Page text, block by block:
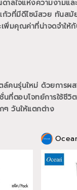
าลใจแห่งความงามแ
ก้วที่มีดีไซน์สวย ทันส
พิ่มคุณค่าที่น่าจดจำให้
คนรุ่นใหม่ ด้วยการผส
ที่ตอบโจทย์การใช้ชีวิ
ๆ วันให้แตกต่าง